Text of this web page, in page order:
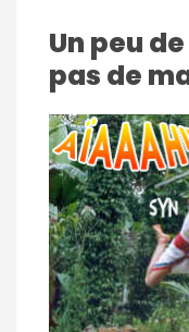
Un peu
pas de